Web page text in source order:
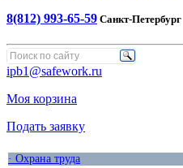
8(812) 993-65-59 Санкт-Петербург
ipb1@safework.ru
Моя корзина
Подать заявку
· Охрана труда